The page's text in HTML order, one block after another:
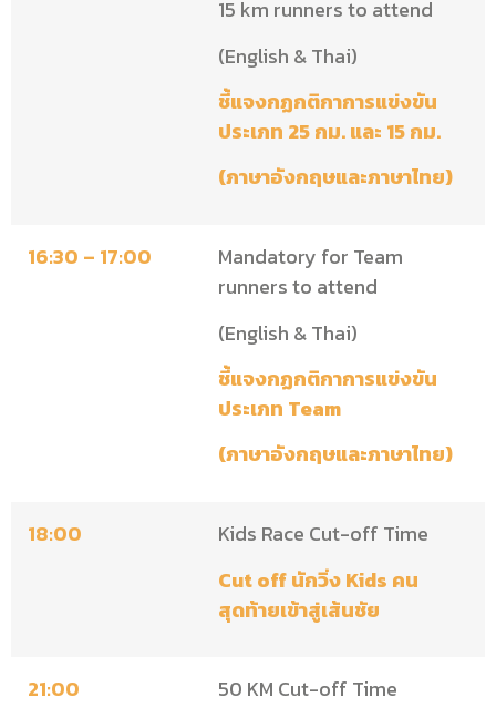
15 km runners to attend
(English & Thai)
ชี้แจงกฏกติกาการแข่งขัน
ประเภท 25 กม. และ 15 กม.
(ภาษาอังกฤษและภาษาไทย)
16:30 – 17:00
Mandatory for Team
runners to attend
(English & Thai)
ชี้แจงกฏกติกาการแข่งขัน
ประเภท Team
(ภาษาอังกฤษและภาษาไทย)
18:00
Kids Race Cut-off Time
Cut off นักวิ่ง Kids คน
สุดท้ายเข้าสู่เส้นชัย
21:00
50 KM Cut-off Time